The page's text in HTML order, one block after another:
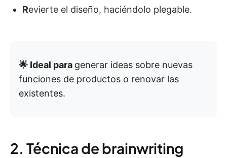
Revierte el diseño, haciéndolo plegable.
🌟 Ideal para generar ideas sobre nuevas
funciones de productos o renovar las
existentes.
2. Técnica de brainwriting